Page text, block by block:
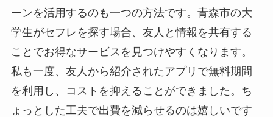
ーンを活用するのも一つの方法です。青森市の大
学生がセフレを探す場合、友人と情報を共有する
ことでお得なサービスを見つけやすくなります。
私も一度、友人から紹介されたアプリで無料期間
を利用し、コストを抑えることができました。ち
ょっとした工夫で出費を減らせるのは嬉しいです